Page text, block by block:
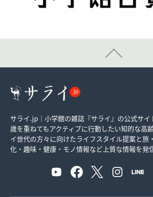
サライ.jp｜小学館の雑誌『サライ』の公式サイ
歳を重ねてもアクティブに行動したい知的な高
イ世代の方々に向けたライフスタイル提案と旅
化・趣味・健康・モノ情報など上質な情報を発